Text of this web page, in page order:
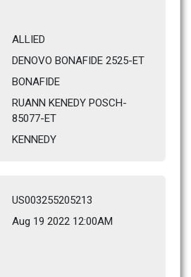
ALLIED
DENOVO BONAFIDE 2525-ET
BONAFIDE
RUANN KENEDY POSCH-
85077-ET
KENNEDY
US003255205213
Aug 19 2022 12:00AM